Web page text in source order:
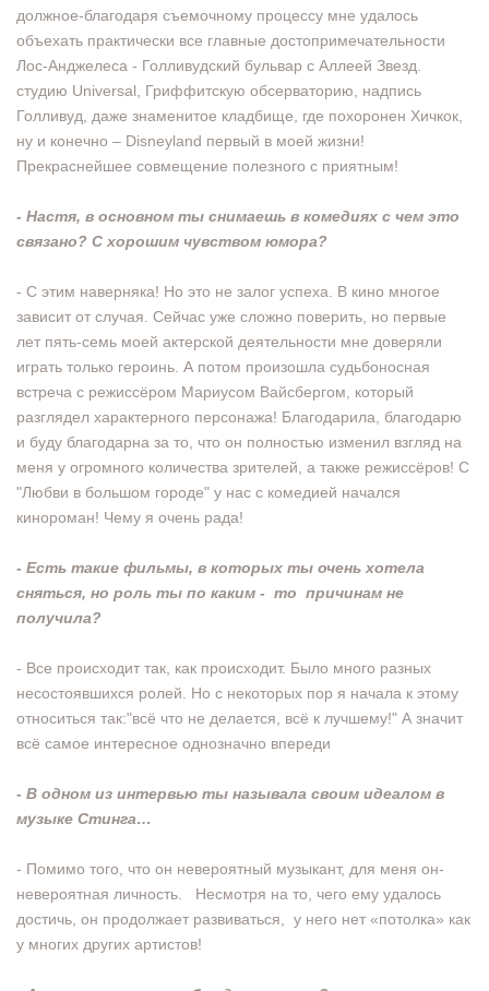
должное-благодаря съемочному процессу мне удалось
объехать практически все главные достопримечательности
Лос-Анджелеса - Голливудский бульвар с Аллеей Звезд.
студию Universal, Гриффитскую обсерваторию, надпись
Голливуд, даже знаменитое кладбище, где похоронен Хичкок,
ну и конечно – Disneyland первый в моей жизни!
Прекраснейшее совмещение полезного с приятным!
- Настя, в основном ты снимаешь в комедиях с чем это
связано? С хорошим чувством юмора?
- С этим наверняка! Но это не залог успеха. В кино многое
зависит от случая. Сейчас уже сложно поверить, но первые
лет пять-семь моей актерской деятельности мне доверяли
играть только героинь. А потом произошла судьбоносная
встреча с режиссёром Мариусом Вайсбергом, который
разглядел характерного персонажа! Благодарила, благодарю
и буду благодарна за то, что он полностью изменил взгляд на
меня у огромного количества зрителей, а также режиссёров! С
"Любви в большом городе" у нас с комедией начался
кинороман! Чему я очень рада!
- Есть такие фильмы, в которых ты очень хотела
сняться, но роль ты по каким - то причинам не
получила?
- Все происходит так, как происходит. Было много разных
несостоявшихся ролей. Но с некоторых пор я начала к этому
относиться так:"всё что не делается, всё к лучшему!" А значит
всё самое интересное однозначно впереди
- В одном из интервью ты называла своим идеалом в
музыке Стинга…
- Помимо того, что он невероятный музыкант, для меня он-
невероятная личность. Несмотря на то, чего ему удалось
достичь, он продолжает развиваться, у него нет «потолка» как
у многих других артистов!